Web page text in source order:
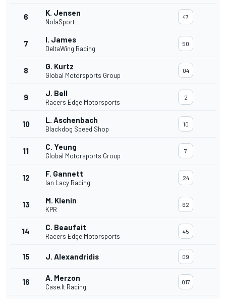
6 K. Jensen
NolaSport
47
7 I. James
DeltaWing Racing
50
8 G. Kurtz
Global Motorsports Group
04
9 J. Bell
Racers Edge Motorsports
2
10 L. Aschenbach
Blackdog Speed Shop
10
11 C. Yeung
Global Motorsports Group
7
12 F. Gannett
Ian Lacy Racing
24
13 M. Klenin
KPR
62
14 C. Beaufait
Racers Edge Motorsports
45
15 J. Alexandridis 09
16 A. Merzon
Case.It Racing
017